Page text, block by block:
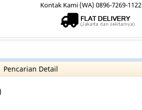
Kontak Kami (WA) 0896-7269-1122
Pencarian Detail